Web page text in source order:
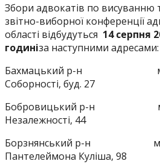
Збори адвокатів по висуванню
звітно-виборної конференції
області відбудуться 14 серпня
годиніза наступними адресами:
Бахмацький р-н м.
Соборності, буд. 27
Бобровицький р-н м.
Незалежності, 44
Борзнянський р-н м.
Пантелеймона Куліша, 98